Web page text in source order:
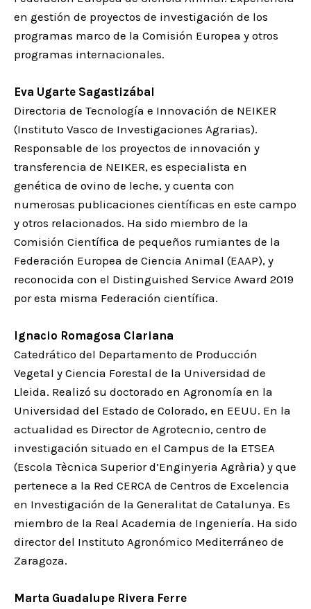
en gestión de proyectos de investigación de los
programas marco de la Comisión Europea y otros
programas internacionales.
Eva Ugarte Sagastizábal
Directoria de Tecnología e Innovación de NEIKER
(Instituto Vasco de Investigaciones Agrarias).
Responsable de los proyectos de innovación y
transferencia de NEIKER, es especialista en
genética de ovino de leche, y cuenta con
numerosas publicaciones científicas en este campo
y otros relacionados. Ha sido miembro de la
Comisión Científica de pequeños rumiantes de la
Federación Europea de Ciencia Animal (EAAP), y
reconocida con el Distinguished Service Award 2019
por esta misma Federación científica.
Ignacio Romagosa Clariana
Catedrático del Departamento de Producción
Vegetal y Ciencia Forestal de la Universidad de
Lleida. Realizó su doctorado en Agronomía en la
Universidad del Estado de Colorado, en EEUU. En la
actualidad es Director de Agrotecnio, centro de
investigación situado en el Campus de la ETSEA
(Escola Tècnica Superior d’Enginyeria Agrària) y que
pertenece a la Red CERCA de Centros de Excelencia
en Investigación de la Generalitat de Catalunya. Es
miembro de la Real Academia de Ingeniería. Ha sido
director del Instituto Agronómico Mediterráneo de
Zaragoza.
Marta Guadalupe Rivera Ferre